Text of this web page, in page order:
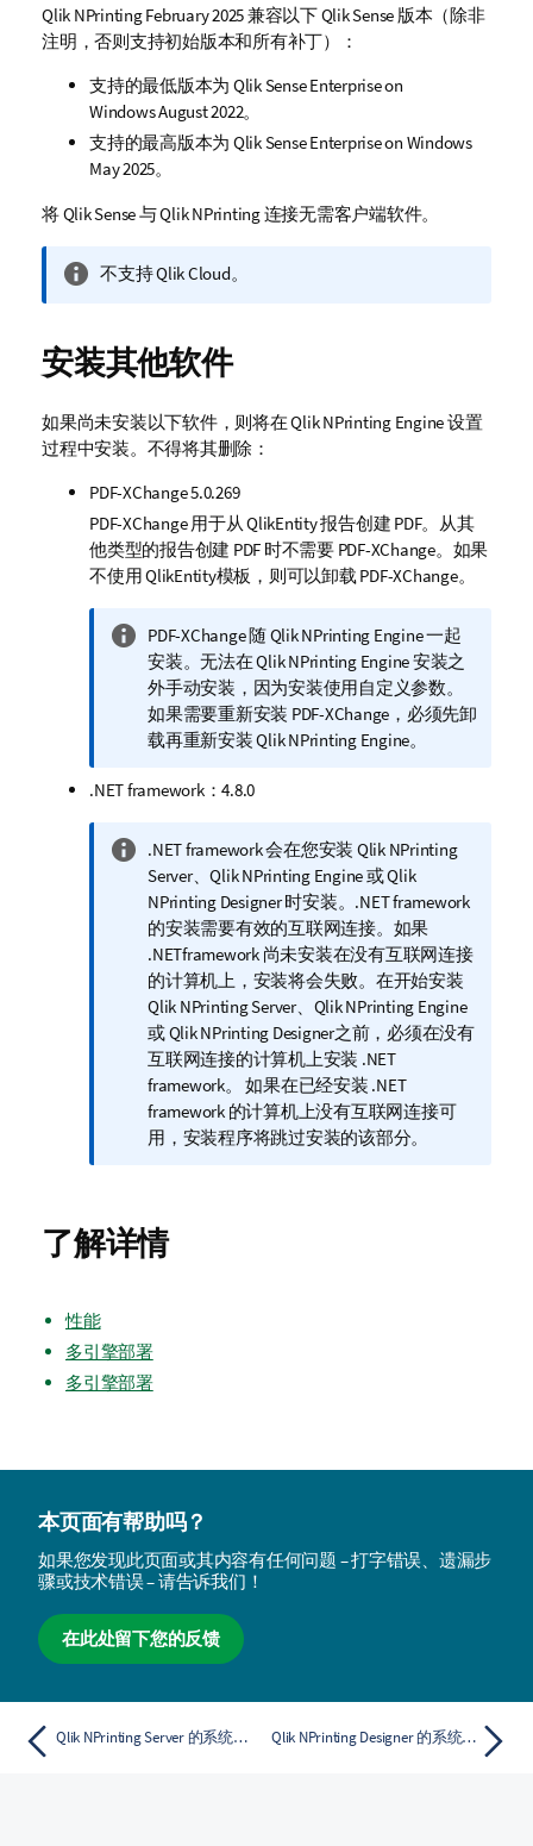
Qlik NPrintingFebruary 2025 兼容以下Qlik Sense 版本（除非
注明，否则支持初始版本和所有补丁）：
支持的最低版本为 Qlik Sense Enterprise on
WindowsAugust 2022。
支持的最高版本为 Qlik Sense Enterprise on Windows
May 2025。
将Qlik Sense与Qlik NPrinting连接无需客户端软件。
信
释
不支持Qlik Cloud。
安装其他软件
如果尚未安装以下软件，则将在Qlik NPrinting Engine设置
过程中安装。不得将其删除：
PDF-XChange5.0.269
PDF-XChange用于从QlikEntity报告创建 PDF。从其
他类型的报告创建 PDF 时不需要 PDF-XChange。如果
不使用QlikEntity模板，则可以卸载PDF-XChange。
信
息
注
释
PDF-XChange随Qlik NPrinting Engine一起
安装。无法在Qlik NPrinting Engine安装之
外手动安装，因为安装使用自定义参数。
如果需要重新安装 PDF-XChange ，必须先卸
载再重新安装Qlik NPrinting Engine。
.NET framework：4.8.0
信
息
注
释
.NET framework 会在您安装 Qlik NPrinting
Server、Qlik NPrinting Engine或Qlik
NPrinting Designer时安装。.NET framework
的安装需要有效的互联网连接。如果
.NETframework 尚未安装在没有互联网连接
的计算机上，安装将会失败。在开始安装
Qlik NPrinting Server、 Qlik NPrinting Engine
或Qlik NPrinting Designer之前，必须在没有
互联网连接的计算机上安装 .NET
framework。 如果在已经安装 .NET
framework 的计算机上没有互联网连接可
用，安装程序将跳过安装的该部分。
了解详情
性能
多引擎部署
多引擎部署
本页面有帮助吗？
如果您发现此页面或其内容有任何问题 – 打字错误、遗漏步
骤或技术错误 – 请告诉我们！
在此处留下您的反馈
Qlik NPrinting Server 的系统要求 Qlik NPrinting Designer 的系统要求